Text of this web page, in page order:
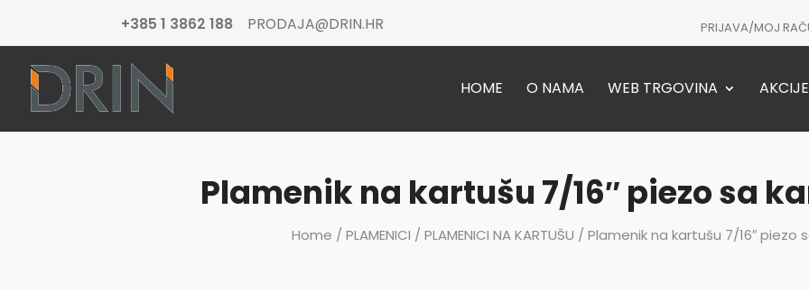
+385 1 3862 188 PRODAJA@DRIN.HR PRIJAVA/MOJ
HOME O NAMA WEB TRGOVINA AKCIJE
Plamenik na kartušu 7/16″ piezo sa
Home / PLAMENICI / PLAMENICI NA KARTUŠU / Plamenik na kartušu 7/16″ piezo